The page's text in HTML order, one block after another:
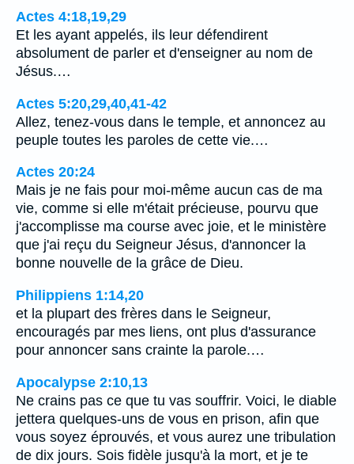
Actes 4:18,19,29
Et les ayant appelés, ils leur défendirent
absolument de parler et d'enseigner au nom de
Jésus.…
Actes 5:20,29,40,41-42
Allez, tenez-vous dans le temple, et annoncez au
peuple toutes les paroles de cette vie.…
Actes 20:24
Mais je ne fais pour moi-même aucun cas de ma
vie, comme si elle m'était précieuse, pourvu que
j'accomplisse ma course avec joie, et le ministère
que j'ai reçu du Seigneur Jésus, d'annoncer la
bonne nouvelle de la grâce de Dieu.
Philippiens 1:14,20
et la plupart des frères dans le Seigneur,
encouragés par mes liens, ont plus d'assurance
pour annoncer sans crainte la parole.…
Apocalypse 2:10,13
Ne crains pas ce que tu vas souffrir. Voici, le diable
jettera quelques-uns de vous en prison, afin que
vous soyez éprouvés, et vous aurez une tribulation
de dix jours. Sois fidèle jusqu'à la mort, et je te